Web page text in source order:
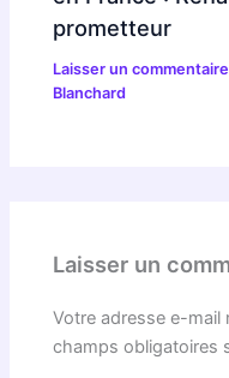
prometteur
Laisser un commentaire
Blanchard
Laisser un
Votre adresse e-mail
champs obligatoires